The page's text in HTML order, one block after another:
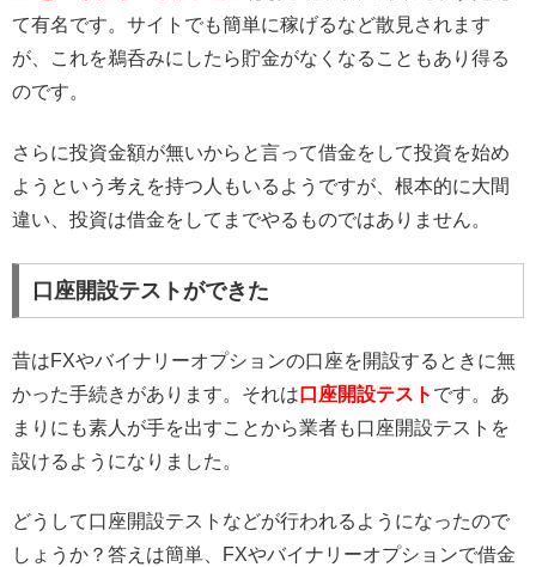
て有名です。サイトでも簡単に稼げるなど散見されます
が、これを鵜呑みにしたら貯金がなくなることもあり得る
のです。
さらに投資金額が無いからと言って借金をして投資を始め
ようという考えを持つ人もいるようですが、根本的に大間
違い、投資は借金をしてまでやるものではありません。
口座開設テストができた
昔はFXやバイナリーオプションの口座を開設するときに無
かった手続きがあります。それは 口座開設テスト です。あ
まりにも素人が手を出すことから業者も口座開設テストを
設けるようになりました。
どうして口座開設テストなどが行われるようになったので
しょうか？答えは簡単、FXやバイナリーオプションで借金